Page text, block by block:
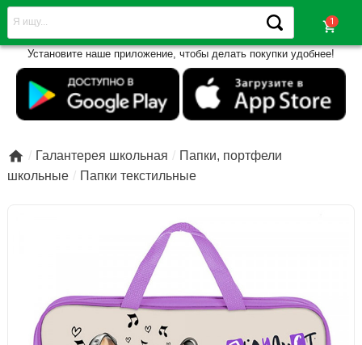
shopping_cart
Установите наше приложение, чтобы делать покупки удобнее!
 Галантерея школьная
Папки, портфели
школьные
Папки текстильные